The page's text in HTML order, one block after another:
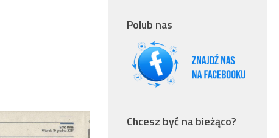
Polub nas
Chcesz być na bieżąco?